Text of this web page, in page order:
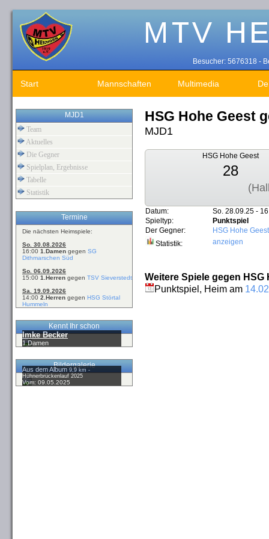
Besucher: 5676318 -
Start Mannschaften Multimedia
MJD1
Team
Aktuelles
Die Gegner
Spielplan, Ergebnisse
Tabelle
Statistik
Termine
Die nächsten Heimspiele:
So. 30.08.2026
16:00 1.Damen gegen SG
Dithmarschen Süd
So. 06.09.2026
15:00 1.Herren gegen TSV Sieverstedt
Sa. 19.09.2026
14:00 2.Herren gegen HSG Störtal
Hummeln
Kennt Ihr schon
Imke Becker
1.Damen
Bildergalerie
Aus dem Album9,9 km -
Hühnerbrückenlauf 2025
Vom: 09.05.2025
HSG Hohe Geest
MJD1
HSG Hohe Geest
28
Datum:
So. 28.09.25 -
Spieltyp:
Punktspiel
Der Gegner:
HSG Hohe Geest
Statistik:
anzeigen
Weitere Spiele gegen
Punktspiel, Heim am